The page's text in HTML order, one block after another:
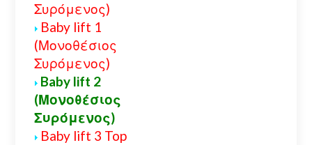
Συρόμενος)
Baby lift 1
(Μονοθέσιος
Συρόμενος)
Baby lift 2
(Μονοθέσιος
Συρόμενος)
Baby lift 3 Top